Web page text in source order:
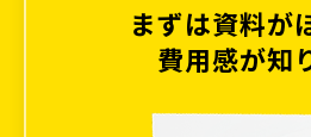
まずは資料が
費用感が知